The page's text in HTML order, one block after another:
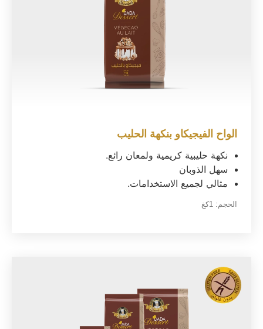
الواح الفيجيكاو بنكهة الحليب
نكهة حليبية كريمية ولمعان رائع.
سهل الذوبان
مثالي لجميع الاستخدامات.
الحجم: 1كغ